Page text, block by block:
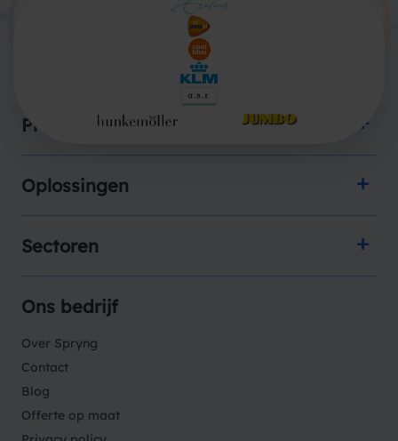
Producten
Oplossingen
Sectoren
Ons bedrijf
Over Spryng
Contact
Blog
Offerte op maat